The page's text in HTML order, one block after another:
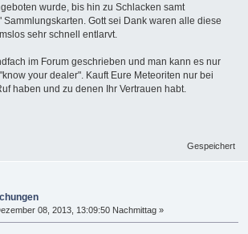
wurde, bis hin zu Schlacken samt
Gott sei Dank waren alle diese
sehr schnell entlarvt.
im Forum geschrieben und man kann es nur
your dealer". Kauft Eure Meteoriten nur bei
haben und zu denen Ihr Vertrauen habt.
Gespeichert
08, 2013, 13:09:50 Nachmittag »